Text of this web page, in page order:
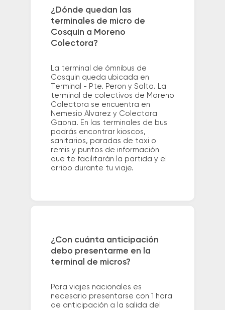
¿Dónde quedan las
terminales de micro de
Cosquin a Moreno
Colectora?
La terminal de ómnibus de
Cosquin queda ubicada en
Terminal - Pte. Peron y Salta. La
terminal de colectivos de Moreno
Colectora se encuentra en
Nemesio Alvarez y Colectora
Gaona. En las terminales de bus
podrás encontrar kioscos,
sanitarios, paradas de taxi o
remis y puntos de información
que te facilitarán la partida y el
arribo durante tu viaje.
¿Con cuánta anticipación
debo presentarme en la
terminal de micros?
Para viajes nacionales es
necesario presentarse con 1 hora
de anticipación a la salida del